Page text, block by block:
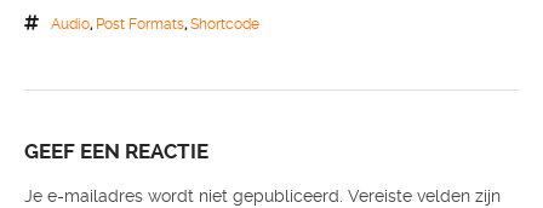
Audio, Post Formats,Shortcode
GEEF EEN REACTIE
Je e-mailadres wordt niet gepubliceerd. Vereiste velden zijn